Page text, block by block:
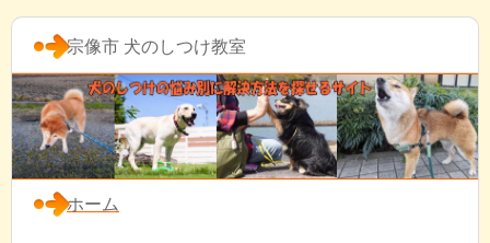
宗像市 犬のしつけ教室
ホーム